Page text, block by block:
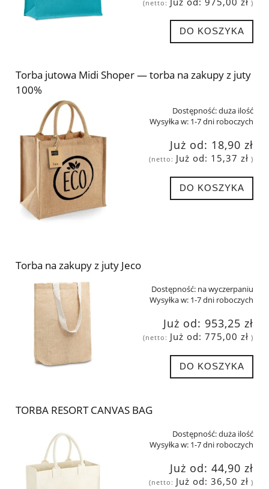
(netto: )
DO KOSZYKA
Torba jutowa Midi Shoper — torba na zakupy z juty
100%
Dostępność:duża ilość
Wysyłka w: 1-7 dni roboczych
Już od: 18,90 zł
(netto: Już od: 15,37 zł )
DO KOSZYKA
Torba na zakupy z juty Jeco
Dostępność: na wyczerpaniu
Wysyłka w: 1-7 dni roboczych
Już od: 953,25 zł
(netto: Już od: 775,00 zł )
DO KOSZYKA
TORBA RESORT CANVAS BAG
Dostępność:duża ilość
Wysyłka w: 1-7 dni roboczych
Już od: 44,90 zł
(netto: Już od: 36,50 zł )